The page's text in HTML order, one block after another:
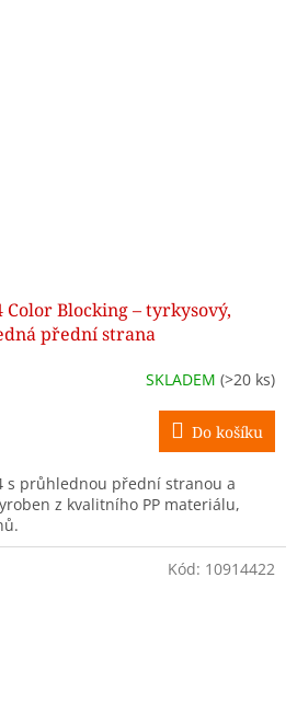
Color Blocking – tyrkysový,
přední strana
SKLADEM (>20 ks)
Do košíku
s průhlednou přední stranou a
z kvalitního PP materiálu,
Kód: 10914422